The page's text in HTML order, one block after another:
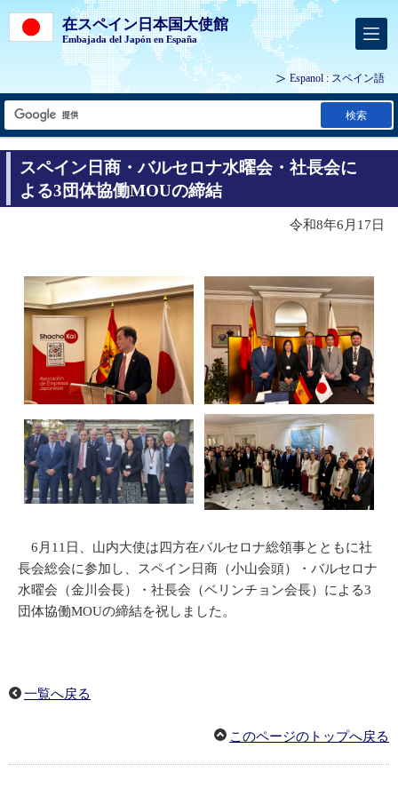
在スペイン日本国大使館
Embajada del Japón en España
Espanol: スペイン語
検索
スペイン日商・バルセロナ水曜会・社長会に
よる3団体協働MOUの締結
令和8年6月17日
6月11日、山内大使は四方在バルセロナ総領事とともに社
長会総会に参加し、スペイン日商（小山会頭）・バルセロナ
水曜会（金川会長）・社長会（ベリンチョン会長）による3
団体協働MOUの締結を祝しました。
一覧へ戻る
このページのトップへ戻る